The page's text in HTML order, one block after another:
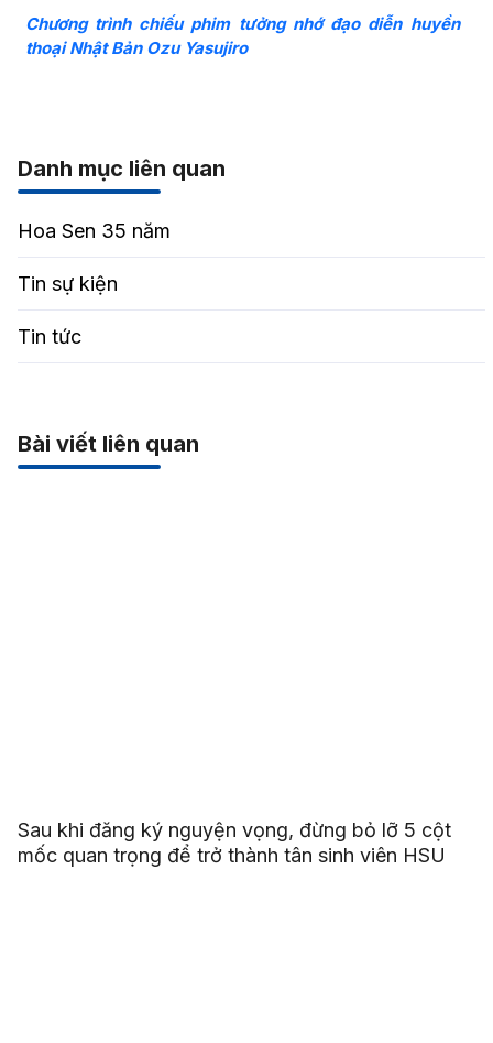
Chương trình chiếu phim tưởng nhớ đạo diễn huyền
thoại Nhật Bản Ozu Yasujiro
Danh mục liên quan
Hoa Sen 35 năm
Tin sự kiện
Tin tức
Bài viết liên quan
Sau khi đăng ký nguyện vọng, đừng bỏ lỡ 5 cột
mốc quan trọng để trở thành tân sinh viên HSU